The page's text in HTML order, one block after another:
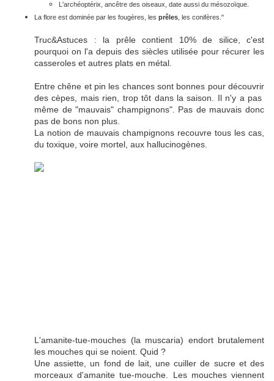
L'archéoptérix, ancêtre des oiseaux, date aussi du mésozoïque.
La flore est dominée par les fougères, les prêles , les conifères."
Truc&Astuces : la prêle contient 10% de silice, c'est
pourquoi on l'a depuis des siècles utilisée pour récurer les
casseroles et autres plats en métal.
Entre chêne et pin les chances sont bonnes pour découvrir
des cèpes, mais rien, trop tôt dans la saison. Il n'y a pas
même de "mauvais" champignons". Pas de mauvais donc
pas de bons non plus.
La notion de mauvais champignons recouvre tous les cas,
du toxique, voire mortel, aux hallucinogènes.
L'amanite-tue-mouches (la muscaria) endort brutalement
les mouches qui se noient. Quid ?
Une assiette, un fond de lait, une cuiller de sucre et des
morceaux d'amanite tue-mouche. Les mouches viennent